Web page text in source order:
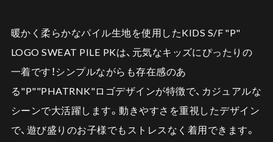
暖かく柔らかなパイル生地を使用したKIDS S/F "P"
LOGO SWEAT PILE PKは、元気なキッズにぴったりの
一着です！シンプルながらも存在感のあ
る"P""PHATRNK"ロゴデザインが特徴で、カジュアルな
シーンで大活躍します。動きやすさを重視したデザイン
で、遊び盛りのお子様でもストレスなく着用できます。